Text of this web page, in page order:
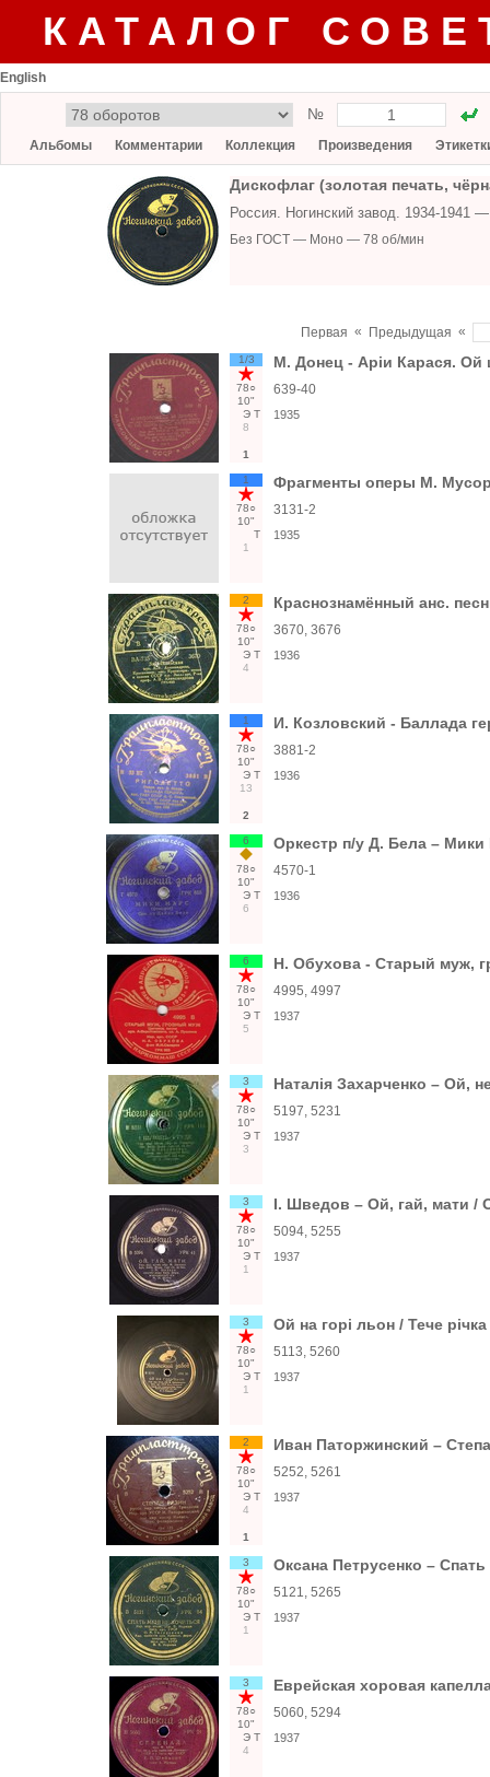
КАТАЛОГ
English
№
Альбомы Комментарии Коллекция Произведения
Дискофлаг (золотая печать,
Россия. Ногинский завод. 1934-1941
Без ГОСТ — Моно — 78 об/мин
Первая « Предыдущая «
1/3
78○
10"
Э Т
8
1
М. Донец - Аріи Карася. Ой
639-40
1935
1
78○
10"
Т
1
Фрагменты оперы М.
3131-2
1935
2
78○
10"
Э Т
4
Краснознамённый анс.
3670, 3676
1936
1
78○
10"
Э Т
13
2
И. Козловский - Баллада
3881-2
1936
6
78○
10"
Э Т
6
Оркестр п/у Д. Бела –
4570-1
1936
6
78○
10"
Э Т
5
Н. Обухова - Старый муж,
4995, 4997
1937
3
78○
10"
Э Т
3
Наталія Захарченко – Ой,
5197, 5231
1937
3
78○
10"
Э Т
1
I. Шведов – Ой, гай, мати /
5094, 5255
1937
3
78○
10"
Э Т
1
Ой на горі льон / Тече
5113, 5260
1937
2
78○
10"
Э Т
4
1
Иван Паторжинский –
5252, 5261
1937
3
78○
10"
Э Т
1
Оксана Петрусенко –
5121, 5265
1937
3
78○
10"
Э Т
4
Еврейская хоровая
5060, 5294
1937